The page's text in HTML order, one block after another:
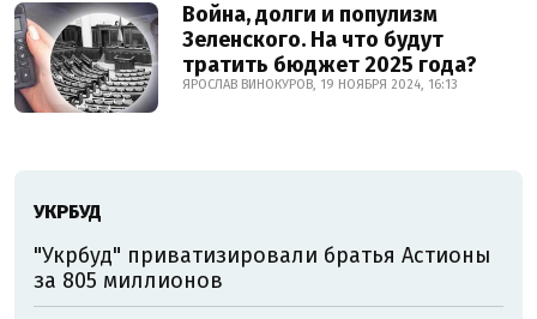
Война, долги и популизм
Зеленского. На что будут
тратить бюджет 2025 года?
ЯРОСЛАВ ВИНОКУРОВ, 19 НОЯБРЯ 2024, 16:13
УКРБУД
"Укрбуд" приватизировали братья Астионы
за 805 миллионов